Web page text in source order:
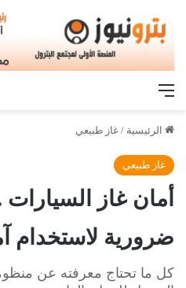
القائمة
الرئيسية / غاز طبيعي
غاز طبيعي
ضرورية لاستخدام
كل ما تحتاج معرفته عن